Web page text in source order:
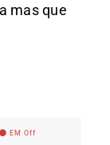
mas que
EM Off